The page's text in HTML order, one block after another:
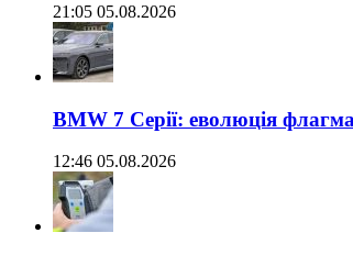
21:05 05.08.2026
BMW 7 Серії: еволюція
12:46 05.08.2026